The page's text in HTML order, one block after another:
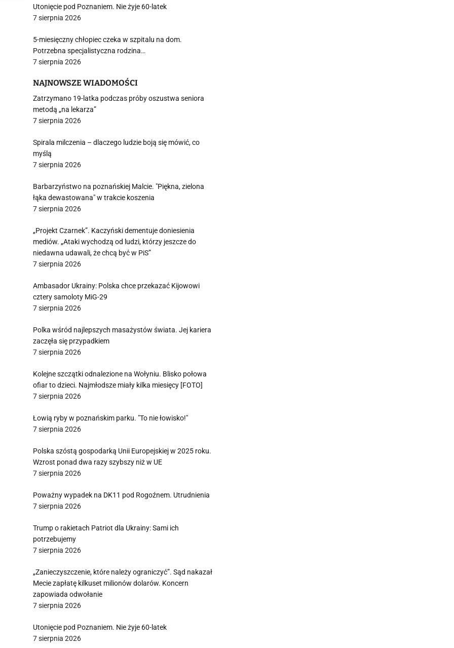
Utonięcie pod Poznaniem. Nie żyje 60-latek
7 sierpnia 2026
5-miesięczny chłopiec czeka w szpitalu na dom.
Potrzebna specjalistyczna rodzina…
7 sierpnia 2026
NAJNOWSZE WIADOMOŚCI
Zatrzymano 19-latka podczas próby oszustwa seniora
metodą „na lekarza”
7 sierpnia 2026
Spirala milczenia – dlaczego ludzie boją się mówić, co
myślą
7 sierpnia 2026
Barbarzyństwo na poznańskiej Malcie. "Piękna, zielona
łąka dewastowana" w trakcie koszenia
7 sierpnia 2026
„Projekt Czarnek”. Kaczyński dementuje doniesienia
mediów. „Ataki wychodzą od ludzi, którzy jeszcze do
niedawna udawali, że chcą być w PiS”
7 sierpnia 2026
Ambasador Ukrainy: Polska chce przekazać Kijowowi
cztery samoloty MiG-29
7 sierpnia 2026
Polka wśród najlepszych masażystów świata. Jej kariera
zaczęła się przypadkiem
7 sierpnia 2026
Kolejne szczątki odnalezione na Wołyniu. Blisko połowa
ofiar to dzieci. Najmłodsze miały kilka miesięcy [FOTO]
7 sierpnia 2026
Łowią ryby w poznańskim parku. "To nie łowisko!"
7 sierpnia 2026
Polska szóstą gospodarką Unii Europejskiej w 2025 roku.
Wzrost ponad dwa razy szybszy niż w UE
7 sierpnia 2026
Poważny wypadek na DK11 pod Rogoźnem. Utrudnienia
7 sierpnia 2026
Trump o rakietach Patriot dla Ukrainy: Sami ich
potrzebujemy
7 sierpnia 2026
„Zanieczyszczenie, które należy ograniczyć”. Sąd nakazał
Mecie zapłatę kilkuset milionów dolarów. Koncern
zapowiada odwołanie
7 sierpnia 2026
Utonięcie pod Poznaniem. Nie żyje 60-latek
7 sierpnia 2026